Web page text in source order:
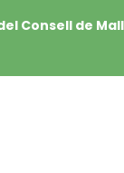
Consell de